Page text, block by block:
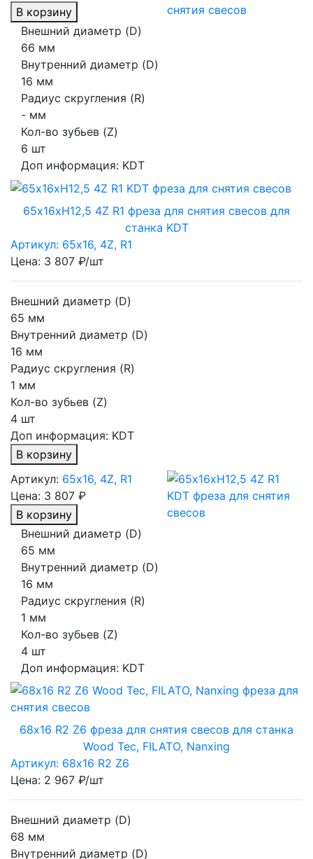
В корзину
Внешний диаметр (D)
66 мм
Внутренний диаметр (D)
16 мм
Радиус скругления (R)
- мм
Кол-во зубьев (Z)
6 шт
Доп информация: KDT
65х16хH12,5 4Z R1 фреза для снятия свесов для
станка KDT
Артикул: 65х16, 4Z, R1
Цена: 3 807 ₽/шт
Внешний диаметр (D)
65 мм
Внутренний диаметр (D)
16 мм
Радиус скругления (R)
1 мм
Кол-во зубьев (Z)
4 шт
Доп информация: KDT
В корзину
Артикул: 65х16, 4Z, R1
Цена: 3 807 ₽
В корзину
Внешний диаметр (D)
65 мм
Внутренний диаметр (D)
16 мм
Радиус скругления (R)
1 мм
Кол-во зубьев (Z)
4 шт
Доп информация: KDT
68х16 R2 Z6 фреза для снятия свесов для станка
Wood Tec, FILATO, Nanxing
Артикул: 68х16 R2 Z6
Цена: 2 967 ₽/шт
Внешний диаметр (D)
68 мм
Внутренний диаметр (D)